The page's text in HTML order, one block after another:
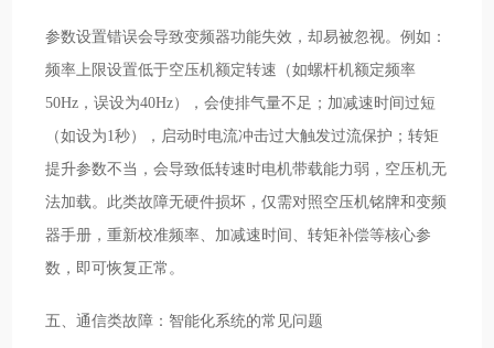
参数设置错误会导致变频器功能失效，却易被忽视。例如：
频率上限设置低于空压机额定转速（如螺杆机额定频率
50Hz，误设为40Hz），会使排气量不足；加减速时间过短
（如设为1秒），启动时电流冲击过大触发过流保护；转矩
提升参数不当，会导致低转速时电机带载能力弱，空压机无
法加载。此类故障无硬件损坏，仅需对照空压机铭牌和变频
器手册，重新校准频率、加减速时间、转矩补偿等核心参
数，即可恢复正常。
五、通信类故障：智能化系统的常见问题